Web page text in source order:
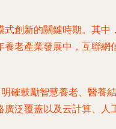
創新的關鍵時期。其
老產業發展中，互聯網
確鼓勵智慧養老、醫養
泛覆蓋以及云計算、